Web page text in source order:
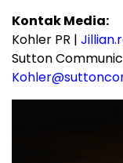
Kontak Media:
Kohler PR |
Sutton